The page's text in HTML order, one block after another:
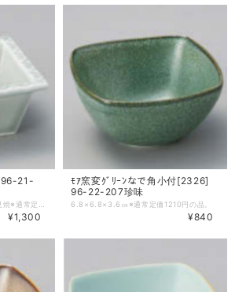
96-21-
¥1,300
ﾓｱ窯変ｸﾞﾘｰﾝなで角小付[2326]
96-22-207珍味
6.8×6.8×3.6㎝※通常定価1210円の品。
¥840